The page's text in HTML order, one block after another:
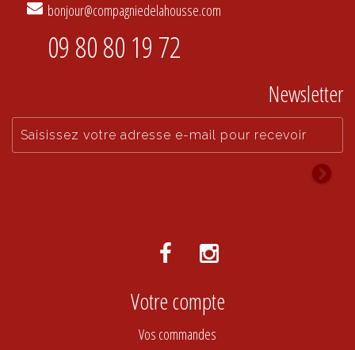
bonjour@compagniedelahousse.com
09 80 80 19 72
Newsletter
Votre compte
Vos commandes